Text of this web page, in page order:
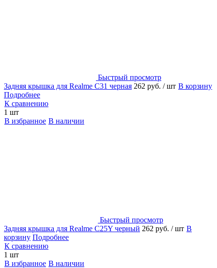
Быстрый просмотр
Задняя крышка для Realme C31 черная 262 руб. / шт В корзину
Подробнее
К сравнению
1 шт
В избранное В наличии
Быстрый просмотр
Задняя крышка для Realme C25Y черный 262 руб. / шт В
корзину Подробнее
К сравнению
1 шт
В избранное В наличии